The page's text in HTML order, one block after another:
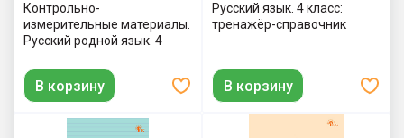
Контрольно-
измерительные материалы.
Русский родной язык. 4
В корзину
Русский язык. 4 класс:
тренажёр-справочник
В корзину